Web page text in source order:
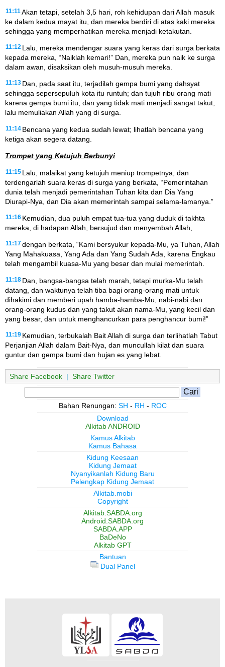
11:11 Akan tetapi, setelah 3,5 hari, roh kehidupan dari Allah masuk
ke dalam kedua mayat itu, dan mereka berdiri di atas kaki mereka
sehingga yang memperhatikan mereka menjadi ketakutan.
11:12 Lalu, mereka mendengar suara yang keras dari surga berkata
kepada mereka, “Naiklah kemari!” Dan, mereka pun naik ke surga
dalam awan, disaksikan oleh musuh-musuh mereka.
11:13 Dan, pada saat itu, terjadilah gempa bumi yang dahsyat
sehingga sepersepuluh kota itu runtuh; dan tujuh ribu orang mati
karena gempa bumi itu, dan yang tidak mati menjadi sangat takut,
lalu memuliakan Allah yang di surga.
11:14 Bencana yang kedua sudah lewat; lihatlah bencana yang
ketiga akan segera datang.
Trompet yang Ketujuh Berbunyi
11:15 Lalu, malaikat yang ketujuh meniup trompetnya, dan
terdengarlah suara keras di surga yang berkata, “Pemerintahan
dunia telah menjadi pemerintahan Tuhan kita dan Dia Yang
Diurapi-Nya, dan Dia akan memerintah sampai selama-lamanya.”
11:16 Kemudian, dua puluh empat tua-tua yang duduk di takhta
mereka, di hadapan Allah, bersujud dan menyembah Allah,
11:17 dengan berkata, “Kami bersyukur kepada-Mu, ya Tuhan, Allah
Yang Mahakuasa, Yang Ada dan Yang Sudah Ada, karena Engkau
telah mengambil kuasa-Mu yang besar dan mulai memerintah.
11:18 Dan, bangsa-bangsa telah marah, tetapi murka-Mu telah
datang, dan waktunya telah tiba bagi orang-orang mati untuk
dihakimi dan memberi upah hamba-hamba-Mu, nabi-nabi dan
orang-orang kudus dan yang takut akan nama-Mu, yang kecil dan
yang besar, dan untuk menghancurkan para penghancur bumi!”
11:19 Kemudian, terbukalah Bait Allah di surga dan terlihatlah Tabut
Perjanjian Allah dalam Bait-Nya, dan muncullah kilat dan suara
guntur dan gempa bumi dan hujan es yang lebat.
Share Facebook | Share Twitter
Bahan Renungan: SH - RH - ROC
Download
Alkitab ANDROID
Kamus Alkitab
Kamus Bahasa
Kidung Keesaan
Kidung Jemaat
Nyanyikanlah Kidung Baru
Pelengkap Kidung Jemaat
Alkitab.mobi
Copyright
Alkitab.SABDA.org
Android.SABDA.org
SABDA.APP
BaDeNo
Alkitab GPT
Bantuan
Dual Panel